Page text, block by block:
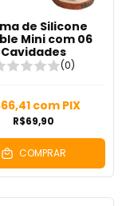
de Silicone
Mini com 06
Cavidades
(0)
R$69,90
com PIX
COMPRAR